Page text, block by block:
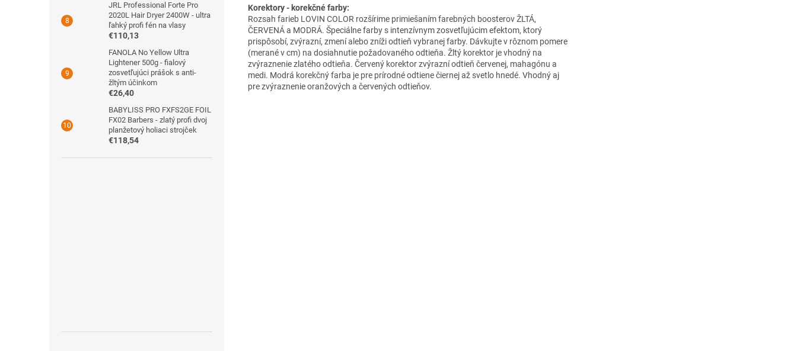
JRL Professional Forte Pro
2020L Hair Dryer 2400W - ultra
ľahký profi fén na vlasy
€110,13
FANOLA No Yellow Ultra
Lightener 500g - fialový
zosvetľujúci prášok s anti-
žltým účinkom
€26,40
BABYLISS PRO FXFS2GE FOIL
FX02 Barbers - zlatý profi dvoj
planžetový holiaci strojček
€118,54
Korektory - korekčné farby:
Rozsah farieb LOVIN COLOR rozšírime primiešaním farebných boosterov ŽLTÁ,
ČERVENÁ a MODRÁ. Špeciálne farby s intenzívnym zosvetľujúcim efektom, ktorý
prispôsobí, zvýrazní, zmení alebo zníži odtieň vybranej farby. Dávkujte v rôznom pomere
(merané v cm) na dosiahnutie požadovaného odtieňa. Žltý korektor je vhodný na
zvýraznenie zlatého odtieňa. Červený korektor zvýrazní odtieň červenej, mahagónu a
medi. Modrá korekčný farba je pre prírodné odtiene čiernej až svetlo hnedé. Vhodný aj
pre zvýraznenie oranžových a červených odtieňov.